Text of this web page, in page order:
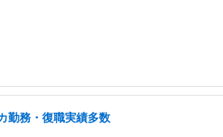
勤務・復職実績多数